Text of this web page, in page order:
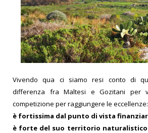
Vivendo qua ci siamo resi conto di
differenza fra Maltesi e Gozitani per
competizione per raggiungere le eccellenze:
è fortissima dal punto di vista
è forte del suo territorio naturalistico